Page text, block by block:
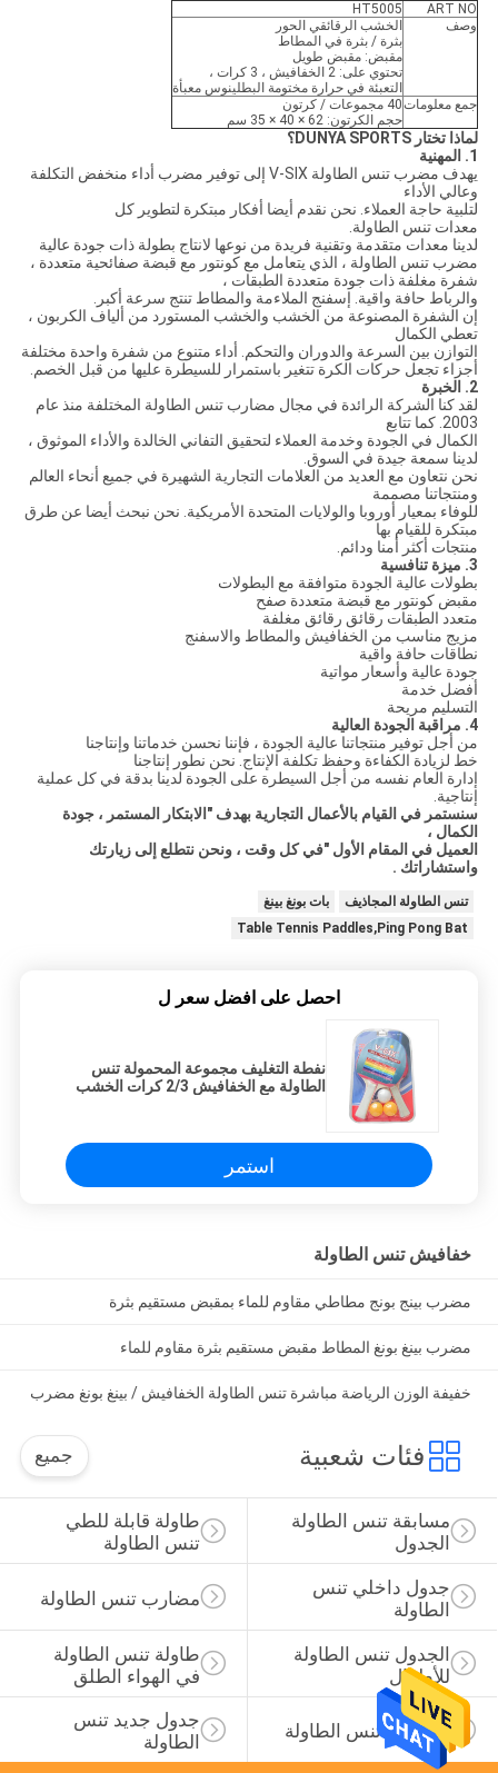
ART NO
HT5005
وصف
الخشب الرقائقي الحور
بثرة / بثرة في المطاط
مقبض: مقبض طويل
تحتوي على: 2 الخفافيش ، 3 كرات ،
التعبئة في حرارة مختومة البطلينوس معبأة
جمع معلومات40 مجموعات / كرتون
حجم الكرتون: 62 × 40 × 35 سم
لماذا تختار DUNYA SPORTS؟
1. المهنية
يهدف مضرب تنس الطاولة V-SIX إلى توفير مضرب أداء منخفض التكلفة
وعالي الأداء
لتلبية حاجة العملاء. نحن نقدم أيضا أفكار مبتكرة لتطوير كل
معدات تنس الطاولة.
لدينا معدات متقدمة وتقنية فريدة من نوعها لانتاج بطولة ذات جودة عالية
مضرب تنس الطاولة ، الذي يتعامل مع كونتور مع قبضة صفائحية متعددة ،
شفرة مغلفة ذات جودة متعددة الطبقات ،
والرباط حافة واقية. إسفنج الملاءمة والمطاط تنتج سرعة أكبر.
إن الشفرة المصنوعة من الخشب والخشب المستورد من ألياف الكربون ،
تعطي الكمال
التوازن بين السرعة والدوران والتحكم. أداء متنوع من شفرة واحدة مختلفة
أجزاء تجعل حركات الكرة تتغير باستمرار للسيطرة عليها من قبل الخصم.
2. الخبرة
لقد كنا الشركة الرائدة في مجال مضارب تنس الطاولة المختلفة منذ عام
2003. كما تتابع
الكمال في الجودة وخدمة العملاء لتحقيق التفاني الخالدة والأداء الموثوق ،
لدينا سمعة جيدة في السوق.
نحن نتعاون مع العديد من العلامات التجارية الشهيرة في جميع أنحاء العالم
ومنتجاتنا مصممة
للوفاء بمعيار أوروبا والولايات المتحدة الأمريكية. نحن نبحث أيضا عن طرق
مبتكرة للقيام بها
منتجات أكثر أمنا ودائم.
3. ميزة تنافسية
بطولات عالية الجودة متوافقة مع البطولات
مقبض كونتور مع قبضة متعددة صفح
متعدد الطبقات رقائق رقائق مغلفة
مزيج مناسب من الخفافيش والمطاط والاسفنج
نطاقات حافة واقية
جودة عالية وأسعار مواتية
أفضل خدمة
التسليم مريحة
4. مراقبة الجودة العالية
من أجل توفير منتجاتنا عالية الجودة ، فإننا نحسن خدماتنا وإنتاجنا
خط لزيادة الكفاءة وحفظ تكلفة الإنتاج. نحن نطور إنتاجنا
إدارة العام نفسه من أجل السيطرة على الجودة لدينا بدقة في كل عملية
إنتاجية.
سنستمر في القيام بالأعمال التجارية بهدف "الابتكار المستمر ، جودة
الكمال ،
العميل في المقام الأول "في كل وقت ، ونحن نتطلع إلى زيارتك
واستشاراتك .
تنس الطاولة المجاذيف
بات بونغ بينغ
Table Tennis Paddles,Ping Pong Bat
احصل على افضل سعر ل
نفطة التغليف مجموعة المحمولة تنس
الطاولة مع الخفافيش 2/3 كرات الخشب
استمر
خفافيش تنس الطاولة
مضرب بينج بونج مطاطي مقاوم للماء بمقبض مستقيم بثرة
مضرب بينغ بونغ المطاط مقبض مستقيم بثرة مقاوم للماء
خفيفة الوزن الرياضة مباشرة تنس الطاولة الخفافيش / بينغ بونغ مضرب
فئات شعبية جميع
طاولة قابلة للطي
تنس الطاولة
مسابقة تنس الطاولة
الجدول
مضارب تنس الطاولة
جدول داخلي تنس
الطاولة
طاولة تنس الطاولة
في الهواء الطلق
الجدول تنس الطاولة
للأطفال
جدول جديد تنس
الطاولة
مجموعة تنس الطاولة